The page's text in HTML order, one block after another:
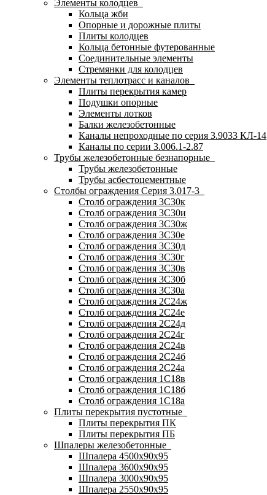
Элементы колодцев
Кольца жби
Опорные и дорожные плиты
Плиты колодцев
Кольца бетонные футерованные
Соединительные элементы
Стремянки для колодцев
Элементы теплотрасс и каналов
Плиты перекрытия камер
Подушки опорные
Элементы лотков
Балки железобетонные
Каналы непроходные по серия 3.9033 КЛ-14
Каналы по серии 3.006.1-2.87
Трубы железобетонные безнапорные
Трубы железобетонные
Трубы асбестоцементные
Столбы ограждения Серия 3.017-3
Столб ограждения 3С30к
Столб ограждения 3С30и
Столб ограждения 3С30ж
Столб ограждения 3С30е
Столб ограждения 3С30д
Столб ограждения 3С30г
Столб ограждения 3С30в
Столб ограждения 3С30б
Столб ограждения 3С30а
Столб ограждения 2С24ж
Столб ограждения 2С24е
Столб ограждения 2С24д
Столб ограждения 2С24г
Столб ограждения 2С24в
Столб ограждения 2С24б
Столб ограждения 2С24а
Столб ограждения 1С18в
Столб ограждения 1С18б
Столб ограждения 1С18а
Плиты перекрытия пустотные
Плиты перекрытия ПК
Плиты перекрытия ПБ
Шпалеры железобетонные
Шпалера 4500х90х95
Шпалера 3600х90х95
Шпалера 3000х90х95
Шпалера 2550х90х95